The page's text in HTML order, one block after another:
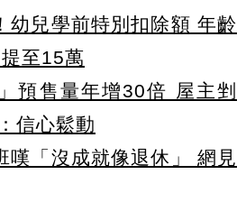
幼兒學前特別扣除額 年齡
至15萬
預售量年增30倍 屋主剉
信心鬆動
嘆「沒成就像退休」 網見